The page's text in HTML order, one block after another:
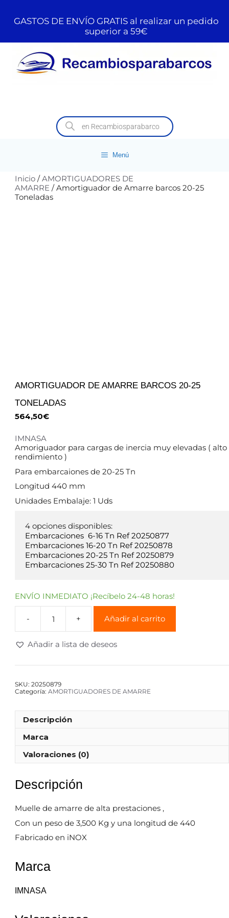
GASTOS DE ENVÍO GRATIS al realizar un pedido
superior a 59€
Menú
Inicio /AMORTIGUADORES DE
AMARRE / Amortiguador de Amarre barcos 20-25
Toneladas
AMORTIGUADOR DE AMARRE BARCOS 20-25
TONELADAS
564,50€
IMNASA
Amoriguador para cargas de inercia muy elevadas ( alto
rendimiento )
Para embarcaiones de 20-25 Tn
Longitud 440 mm
Unidades Embalaje: 1 Uds
Embarcaciones  6-16 Tn Ref 20250877
Embarcaciones 16-20 Tn Ref 20250878
Embarcaciones 20-25 Tn Ref 20250879
Embarcaciones 25-30 Tn Ref 20250880
ENVÍO INMEDIATO ¡Recíbelo 24-48 horas!
Añadir al carrito
Añadir a lista de deseos
SKU: 20250879
Categoría: AMORTIGUADORES DE AMARRE
Descripción
Marca
Valoraciones (0)
Descripción
Muelle de amarre de alta prestaciones ,
Con un peso de 3,500 Kg y una longitud de 440
Fabricado en iNOX
Marca
IMNASA